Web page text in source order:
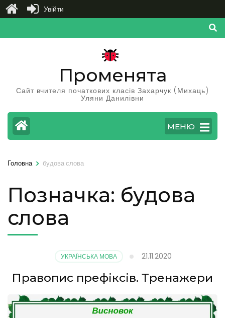
до
Променята
Сайт вчителя початкових класів Захарчук (Михаць)
Уляни Данилівни
МЕНЮ
Головна > будова слова
Позначка: будова
слова
УКРАЇНСЬКА МОВА 21.11.2020
Правопис префіксів. Тренажери
Увійти